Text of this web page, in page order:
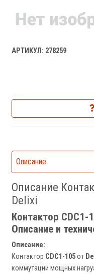
АРТИКУЛ: 278259
Описание
Описание
Delixi
Контактор
Описание и
Описание:
Контактор CDC1-105от
коммутации мощных